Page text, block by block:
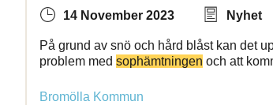
14 November 2023 Nyhet
På grund av snö och hård blåst kan det
problem med sophämtningen och att
Bromölla Kommun